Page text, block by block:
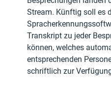
Stream. Künftig soll es
Transkript zu jeder
können, welches
entsprechenden
schriftlich zur